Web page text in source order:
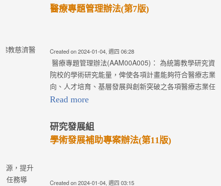
醫療專題管理辦法(AAM00A005)： 為統籌教學研究資源，提升
院校的學術研究能量，俾使各項計畫能夠符合醫療志業任務導
向、人才培育、基層發展與創新突破之各項醫療志業任務；是...
學術發展補助專案辦法(第11版)
Created on 2024-01-04, 週四 03:15
學術發展補助專案辦法(AAM00A001)： 為提升佛教慈濟醫